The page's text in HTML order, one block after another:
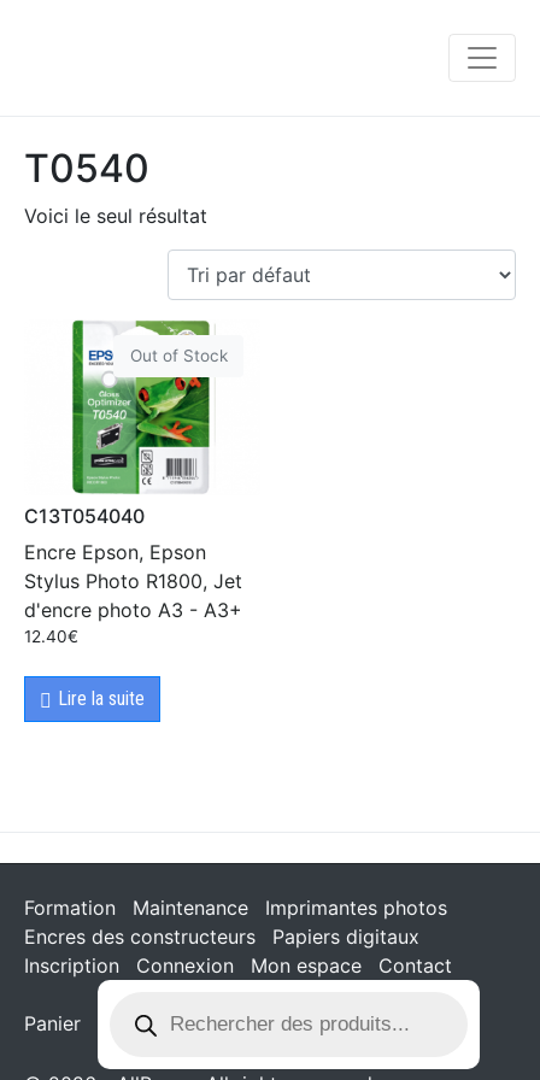
T0540
Voici le seul résultat
Out of Stock
C13T054040
Encre Epson, Epson
Stylus Photo R1800, Jet
d'encre photo A3 - A3+
12.40€
Lire la suite
Formation Maintenance
Imprimantes photos
Encres des constructeurs
Papiers digitaux
Inscription
Connexion Mon espace Contact
Panier